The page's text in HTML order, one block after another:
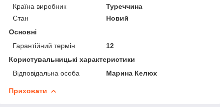
Країна виробник
Туреччина
Стан
Новий
Основні
Гарантійний термін
12
Користувальницькі характеристики
Відповідальна особа
Марина Келюх
Приховати